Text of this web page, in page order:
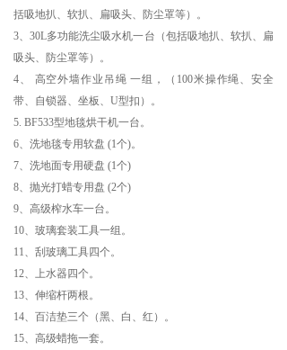
括吸地扒、软扒、扁吸头、防尘罩等）。
3、30L多功能洗尘吸水机一台（包括吸地扒、软扒、扁
吸头、防尘罩等）。
4、 高空外墙作业吊绳 一组，（100米操作绳、安全
带、自锁器、坐板、U型扣）。
5. BF533型地毯烘干机一台。
6、洗地毯专用软盘 (1个)。
7、洗地面专用硬盘 (1个)
8、抛光打蜡专用盘 (2个)
9、高级榨水车一台。
10、玻璃套装工具一组。
11、刮玻璃工具四个。
12、上水器四个。
13、伸缩杆两根。
14、百洁垫三个（黑、白、红）。
15、高级蜡拖一套。